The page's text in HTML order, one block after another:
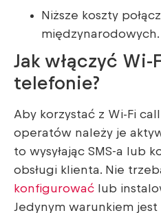
Niższe koszty
międzynarodowych.
Jak włączyć
telefonie?
Aby korzystać z Wi-Fi
operatów należy je
to wysyłając SMS-a lub
obsługi klienta. Nie
konfigurować lub
Jedynym warunkiem